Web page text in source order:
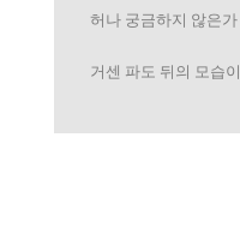
허나 궁금하지 않은가
거센 파도 뒤의 모습이